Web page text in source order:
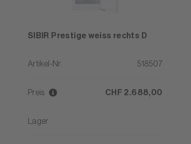
SIBIR Prestige weiss rechts D
Artikel-Nr. 518507
Preis CHF 2.688,00
Lager